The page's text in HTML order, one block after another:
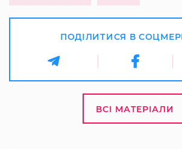
ПОДІЛИТИСЯ В
ВСІ МАТЕРІАЛИ